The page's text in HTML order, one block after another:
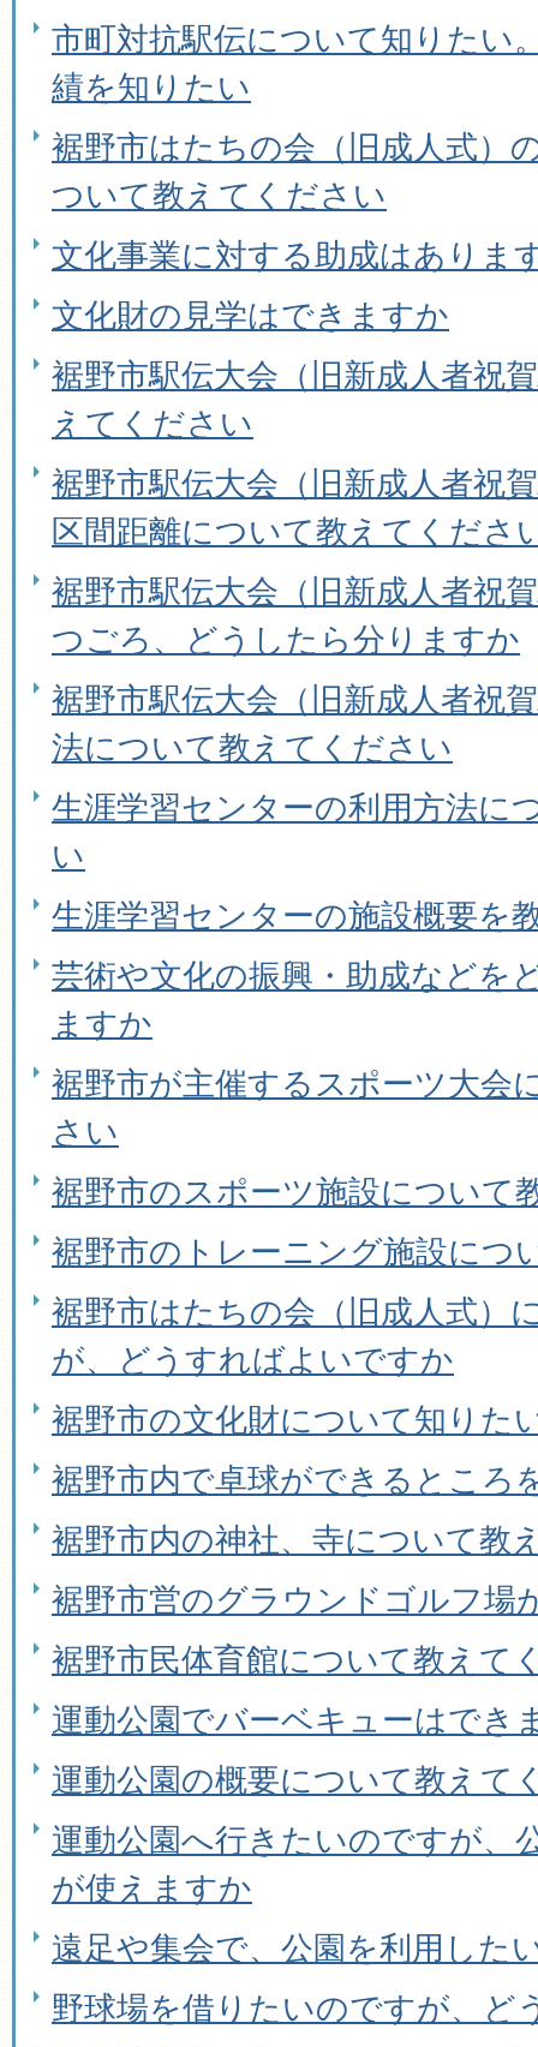
市町対抗駅伝について知りたい
績を知りたい
裾野市はたちの会（旧成人式）
ついて教えてください
文化事業に対する助成はありま
文化財の見学はできますか
裾野市駅伝大会（旧新成人者祝
えてください
裾野市駅伝大会（旧新成人者祝
区間距離について教えてくださ
裾野市駅伝大会（旧新成人者祝
つごろ、どうしたら分りますか
裾野市駅伝大会（旧新成人者祝
法について教えてください
生涯学習センターの利用方法に
い
生涯学習センターの施設概要を
芸術や文化の振興・助成などを
ますか
裾野市が主催するスポーツ大会
さい
裾野市のスポーツ施設について
裾野市のトレーニング施設につ
裾野市はたちの会（旧成人式）
が、どうすればよいですか
裾野市の文化財について知りた
裾野市内で卓球ができるところ
裾野市内の神社、寺について教
裾野市営のグラウンドゴルフ場
裾野市民体育館について教えて
運動公園でバーベキューはでき
運動公園の概要について教えて
運動公園へ行きたいのですが、
が使えますか
遠足や集会で、公園を利用した
野球場を借りたいのですが、ど